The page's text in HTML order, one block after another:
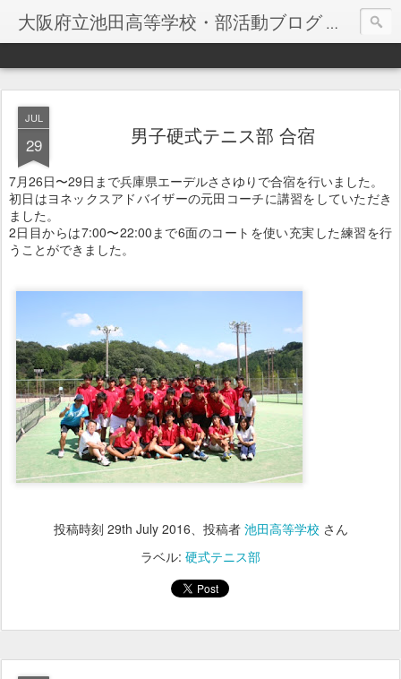
大阪府立池田高等学校・部活動ブログ 大阪府立
JUL
29 男子硬式テニス部 合宿
7月26日〜29日まで兵庫県エーデルささゆりで合宿を行いました。
初日はヨネックスアドバイザーの元田コーチに講習をしていただき
ました。
2日目からは7:00〜22:00まで6面のコートを使い充実した練習を行
うことができました。
投稿時刻 29th July 2016、投稿者 池田高等学校 さん
ラベル: 硬式テニス部